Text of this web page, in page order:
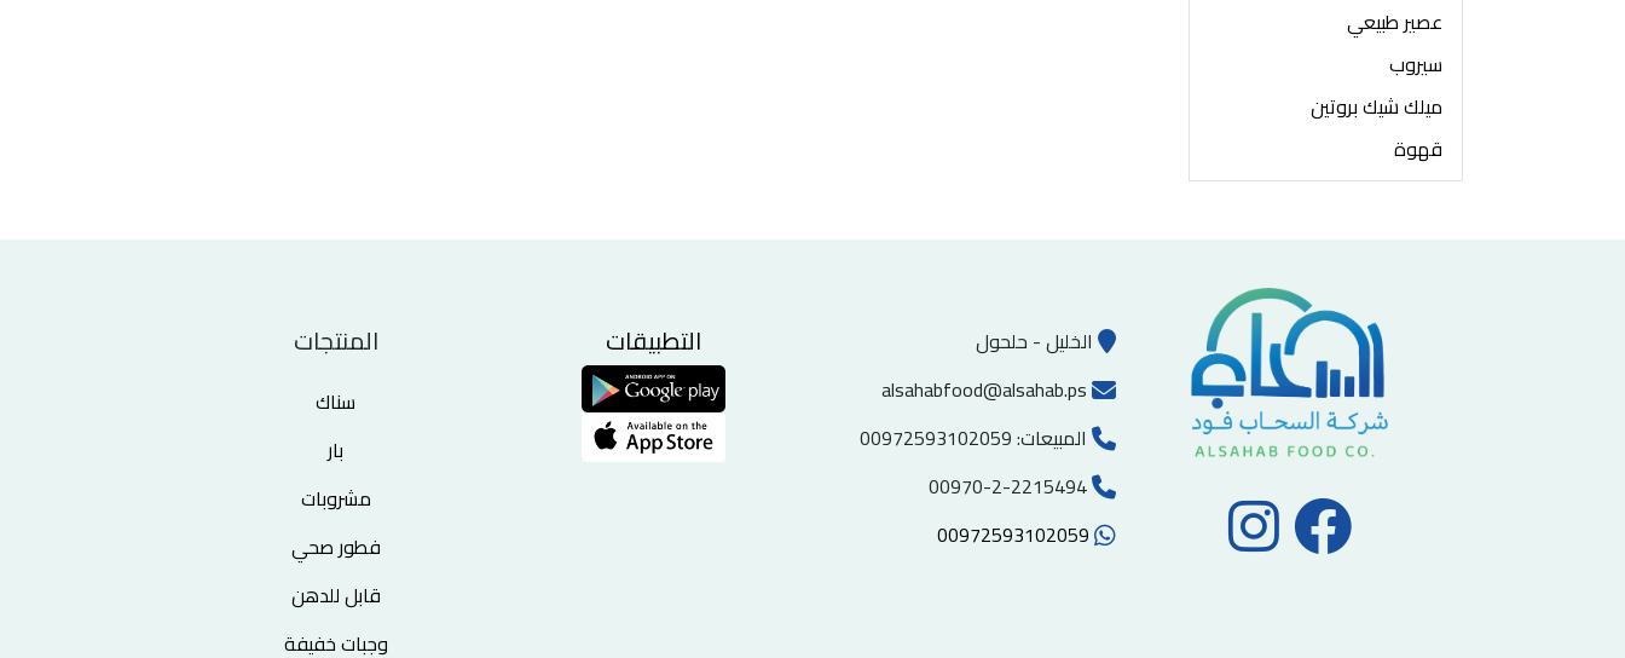
عصير طبيعي
سيروب
ميلك شيك بروتين
قهوة
الخليل - حلحول
alsahabfood@alsahab.ps
المبيعات:00972593102059
التطبيقات المنتجات
سناك
بار
مشروبات
فطور صحي
قابل للدهن
وجبات خفيفة